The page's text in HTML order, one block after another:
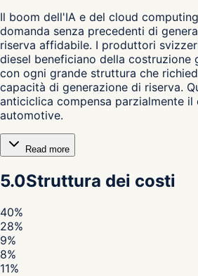
Il boom dell'IA e del cloud
domanda senza precedenti di
riserva affidabile. I produttori
diesel beneficiano della costruzione
con ogni grande struttura che
capacità di generazione di riserva.
anticiclica compensa parzialmente il
automotive.
Read more
5.0Struttura dei costi
40%
28%
9%
8%
11%